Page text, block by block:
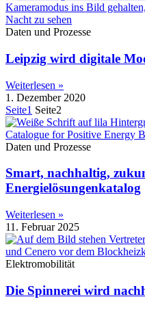
Daten und Prozesse
Leipzig wird digitale
Weiterlesen »
1. Dezember 2020
Seite1 Seite2
Daten und Prozesse
Smart, nachhaltig,
Energielösungenkatalog
Weiterlesen »
11. Februar 2025
Elektromobilität
Die Spinnerei wird